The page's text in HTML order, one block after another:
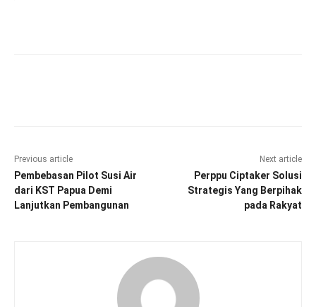
Previous article
Pembebasan Pilot Susi Air
dari KST Papua Demi
Lanjutkan Pembangunan
Next article
Perppu Ciptaker Solusi
Strategis Yang Berpihak
pada Rakyat